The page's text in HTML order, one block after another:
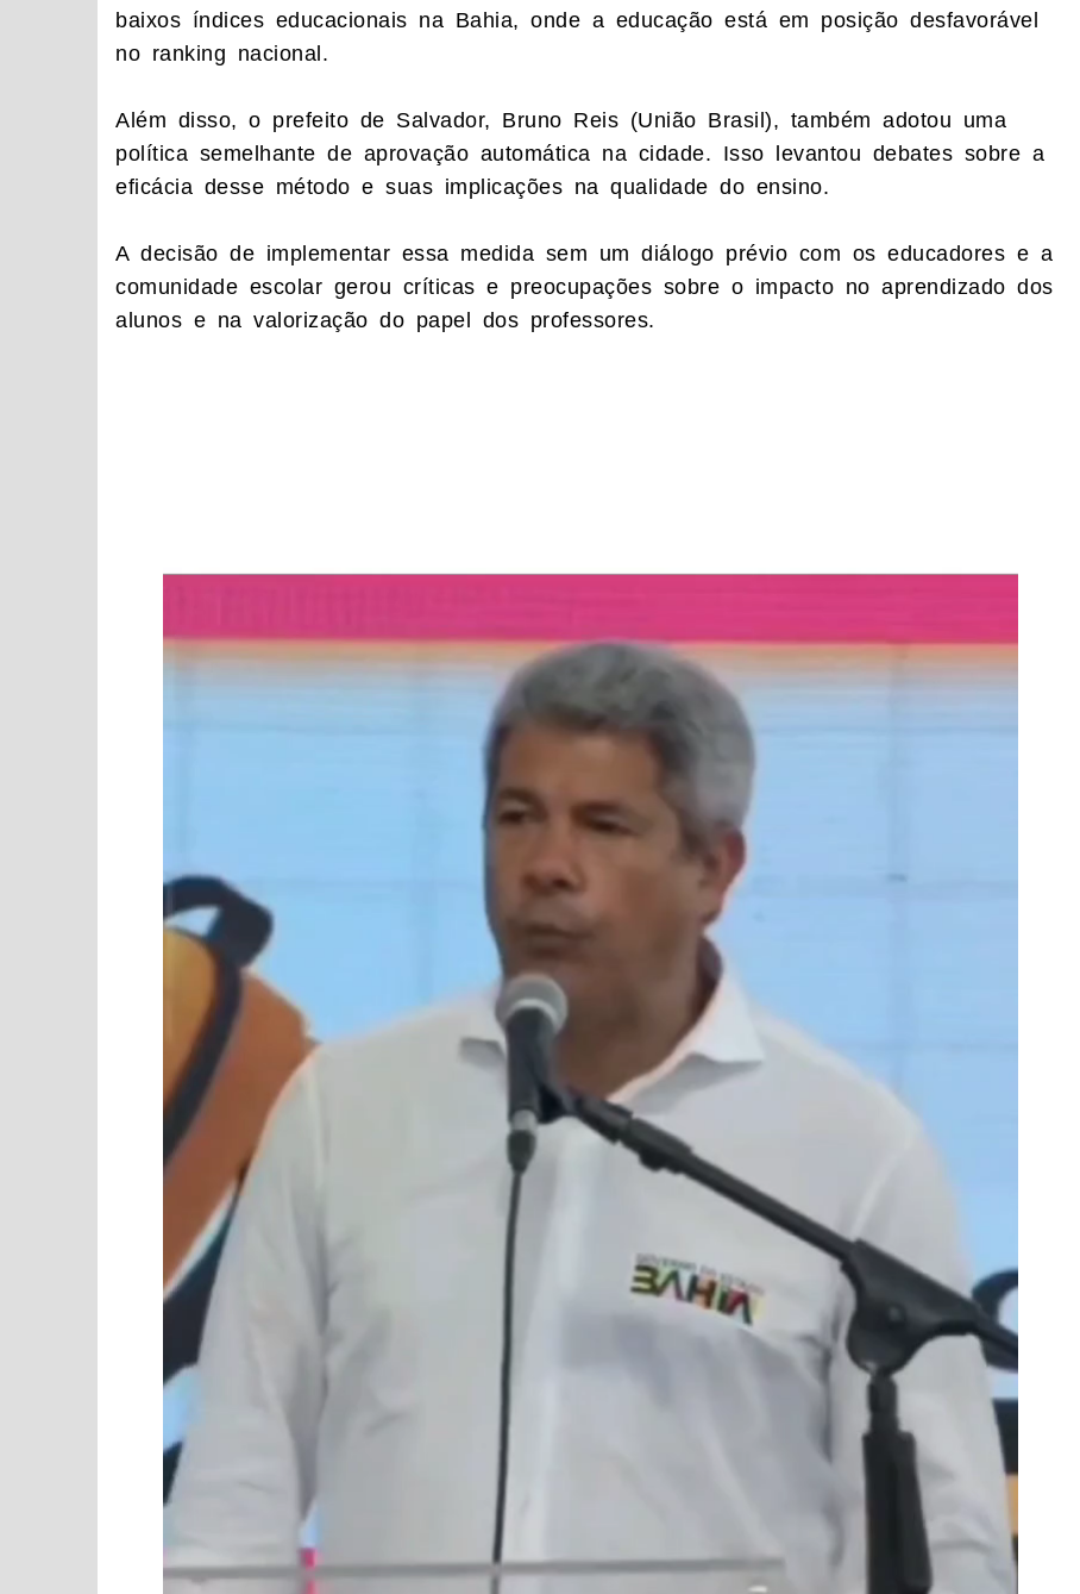
baixos índices educacionais na Bahia, onde a educação está em posição desfavorável
no ranking nacional.
Além disso, o prefeito de Salvador, Bruno Reis (União Brasil), também adotou uma
política semelhante de aprovação automática na cidade. Isso levantou debates sobre a
eficácia desse método e suas implicações na qualidade do ensino.
A decisão de implementar essa medida sem um diálogo prévio com os educadores e a
comunidade escolar gerou críticas e preocupações sobre o impacto no aprendizado dos
alunos e na valorização do papel dos professores.